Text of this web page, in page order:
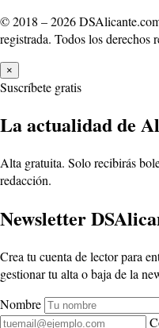
© 2018 – 2026
registrada. Todos los derechos
×
Suscríbete gratis
La actualidad de
Alta gratuita. Solo recibirás
redacción.
Newsletter
Crea tu cuenta de lector para
gestionar tu alta o baja de la
Nombre